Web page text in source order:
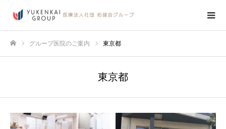
グループ医院のご案内 東京都
東京都